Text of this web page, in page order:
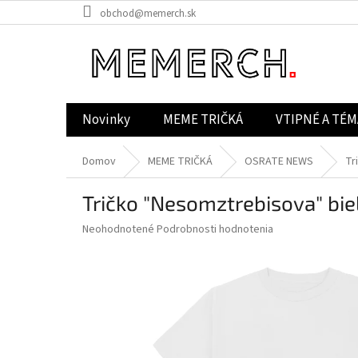
na
obchod@memerch.sk
Novinky MEME TRIČKÁ VTIPNÉ A
Domov MEME TRIČKÁ OSRATE NEWS
Tričko "Nesomztrebisova"
Priemerné
Neohodnotené Podrobnosti hodnotenia